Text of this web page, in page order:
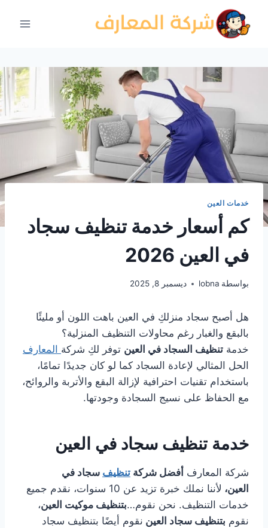
المحتوى
خدمات العين
كم أسعار خدمة تنظيف سجاد
في العين 2026
بواسطة lobna ديسمبر 8, 2025
هل أصبح سجاد منزلكِ في العين باهت اللون أو مليئًا
بالبقع والغبار رغم محاولات التنظيف المنزلية؟
خدمة تنظيف السجاد في العين توفر لكِ شركة المعارف
الحل المثالي لإعادة السجاد كما لو كان جديدًا تمامًا،
باستخدام تقنيات احترافية لإزالة البقع والأتربة والروائح،
مع الحفاظ على نسيج السجادة وجودتها.
خدمة تنظيف سجاد في العين
شركة المعارف أفضل شركة تنظيف سجاد في
العين،
لأننا نملك خبرة تزيد عن 10 سنوات، نقدم جميع
خدمات التنظيف. نحن نقوم…بتنظيف موكيت العين،
نقوم بتنظيف سجاد العين نقوم أيضًا بتنظيف سجاد